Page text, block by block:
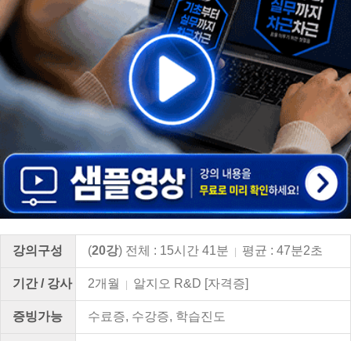
강의구성 (20강) 전체 : 15시간 41분 | 평균 : 47분2초
기간 / 강사 2개월 | 알지오 R&D [자격증]
증빙가능 수료증, 수강증, 학습진도